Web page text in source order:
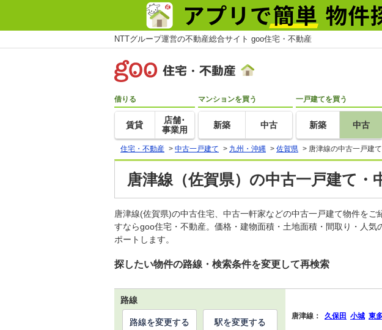
NTTグループ運営の不動産総合サイト goo住宅・不動産
借りる
賃貸
店舗･
事業用
マンションを買う
新築 中古
一戸建てを買う
新築 中古
住宅・不動産 > 中古一戸建て > 九州・沖縄 > 佐賀県 > 唐津線の中古一戸建
唐津線（佐賀県）の中古一戸建て・
唐津線(佐賀県)の中古住宅、中古一軒家などの中古一戸建て物件を
すならgoo住宅・不動産。価格・建物面積・土地面積・間取り・人
ポートします。
探したい物件の路線・検索条件を変更して再検索
路線
唐津線： 久保田 小城 東
路線を変更する 駅を変更する